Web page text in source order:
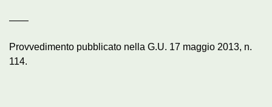
——
Provvedimento pubblicato nella G.U. 17 maggio 2013, n.
114.